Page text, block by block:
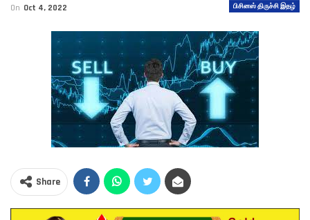
பிசினஸ் திருச்சி இதழ்
On Oct 4, 2022
Share